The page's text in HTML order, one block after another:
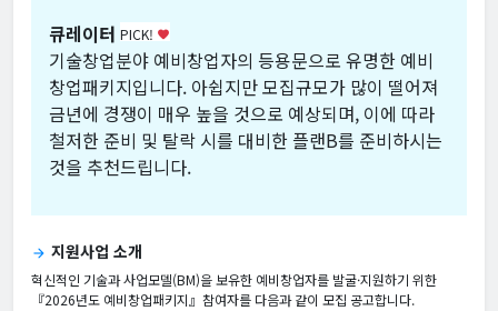
큐레이터 PICK! favorite
기술창업분야 예비창업자의 등용문으로 유명한 예비
창업패키지입니다. 아쉽지만 모집규모가 많이 떨어져
금년에 경쟁이 매우 높을 것으로 예상되며, 이에 따라
철저한 준비 및 탈락 시를 대비한 플랜B를 준비하시는
것을 추천드립니다.
arrow_forward 지원사업 소개
혁신적인 기술과 사업모델(BM)을 보유한 예비창업자를 발굴·지원하기 위한
『2026년도 예비창업패키지』참여자를 다음과 같이 모집 공고합니다.